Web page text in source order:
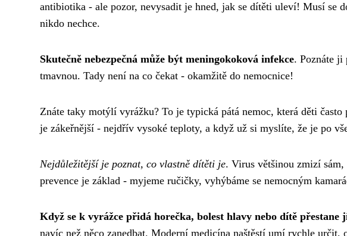
antibiotika - ale pozor, nevysadit je hned, jak se dítěti uleví! Musí se
nikdo nechce.
Skutečně nebezpečná může být meningokoková infekce. Poznáte ji
tmavnou. Tady není na co čekat - okamžitě do nemocnice!
Znáte taky motýlí vyrážku? To je typická pátá nemoc, která děti
je zákeřnější - nejdřív vysoké teploty, a když už si myslíte, že je po
Nejdůležitější je poznat, co vlastně dítěti je. Virus většinou zmizí
prevence je základ - myjeme ručičky, vyhýbáme se nemocným
Když se k vyrážce přidá horečka, bolest hlavy nebo dítě přestane
navíc než něco zanedbat. Moderní medicína naštěstí umí rychle určit,